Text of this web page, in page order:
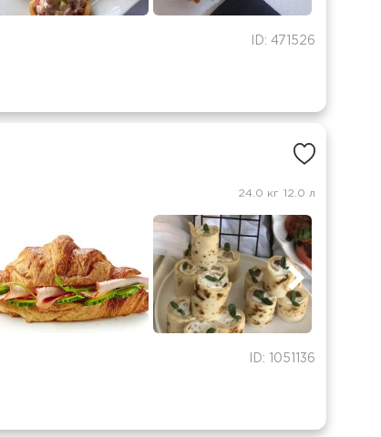
ID: 471526
24.0 кг 12.0 л
ID: 1051136